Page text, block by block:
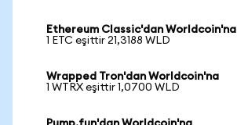
Ethereum Classic'dan Worldcoin'na
1 ETC eşittir 21,3188 WLD
Wrapped Tron'dan Worldcoin'na
1 WTRX eşittir 1,0700 WLD